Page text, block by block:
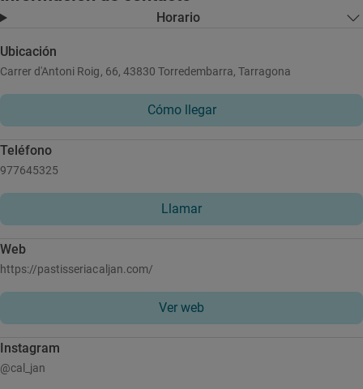
Horario
Ubicación
Carrer d'Antoni Roig, 66, 43830 Torredembarra, Tarragona
Cómo llegar
Teléfono
977645325
Llamar
Web
https://pastisseriacaljan.com/
Ver web
Instagram
@cal_jan